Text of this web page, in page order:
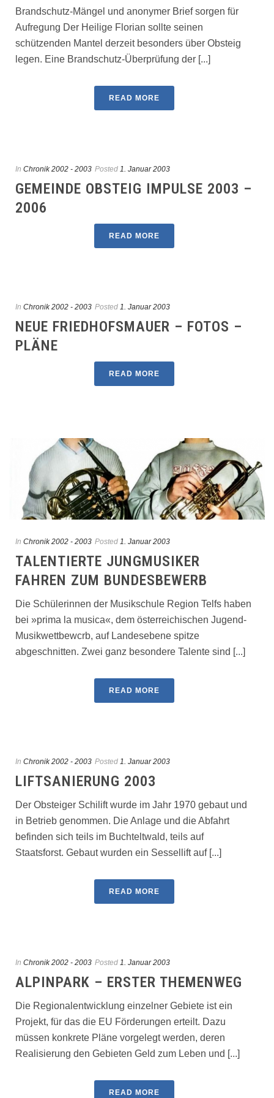
Brandschutz-Mängel und anonymer Brief sorgen für
Aufregung Der Heilige Florian sollte seinen
schützenden Mantel derzeit besonders über Obsteig
legen. Eine Brandschutz-Überprüfung der [...]
READ MORE
In Chronik 2002 - 2003 Posted 1. Januar 2003
GEMEINDE OBSTEIG IMPULSE 2003 –
2006
READ MORE
In Chronik 2002 - 2003 Posted 1. Januar 2003
NEUE FRIEDHOFSMAUER – FOTOS –
PLÄNE
READ MORE
In Chronik 2002 - 2003 Posted 1. Januar 2003
TALENTIERTE JUNGMUSIKER
FAHREN ZUM BUNDESBEWERB
Die Schülerinnen der Musikschu­le Region Telfs haben
bei »prima la musica«, dem österreichischen Ju­gend-
Musikwettbewcrb, auf Landesebene spitze
abgeschnitten. Zwei ganz besondere Talente sind [...]
READ MORE
In Chronik 2002 - 2003 Posted 1. Januar 2003
LIFTSANIERUNG 2003
Der Obsteiger Schilift wurde im Jahr 1970 gebaut und
in Betrieb genommen. Die Anlage und die Abfahrt
befinden sich teils im Buchteltwald, teils auf
Staatsforst. Gebaut wurden ein Sessellift auf [...]
READ MORE
In Chronik 2002 - 2003 Posted 1. Januar 2003
ALPINPARK – ERSTER THEMENWEG
Die Regionalentwicklung einzelner Gebiete ist ein
Projekt, für das die EU Förderungen erteilt. Dazu
müssen konkrete Pläne vorgelegt werden, deren
Realisierung den Gebieten Geld zum Leben und [...]
READ MORE